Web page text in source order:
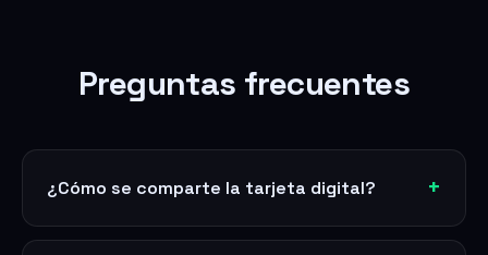
Preguntas frecuentes
¿Cómo se comparte la tarjeta digital?